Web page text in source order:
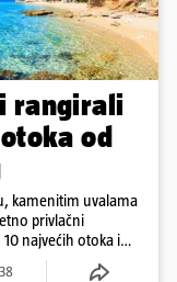
rangirali
od
kamenitim uvalama
privlačni
najvećih otoka i
38